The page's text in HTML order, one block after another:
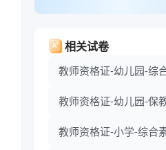
相关试卷
教师资格证-幼儿园-综
教师资格证-幼儿园-保
教师资格证-小学-综合